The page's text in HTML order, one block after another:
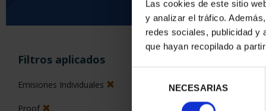
Las cookies de este sitio
y analizar el tráfico.
redes sociales, publicidad y
que hayan recopilado a
consentimiento
NECESARIAS
Filtros aplicados
Emisiones Individuales
Proof
0 Productos